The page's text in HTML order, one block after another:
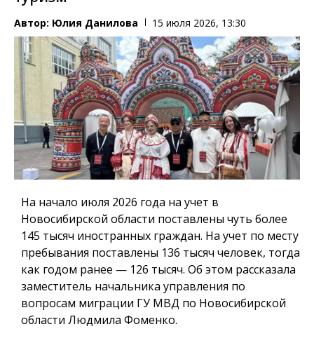
Автор: Юлия Данилова 15 июля 2026, 13:30
На начало июля 2026 года на учет в
Новосибирской области поставлены чуть более
145 тысяч иностранных граждан. На учет по месту
пребывания поставлены 136 тысяч человек, тогда
как годом ранее — 126 тысяч. Об этом рассказала
заместитель начальника управления по
вопросам миграции ГУ МВД по Новосибирской
области Людмила Фоменко.